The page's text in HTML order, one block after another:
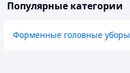
Популярные категории
Форменные головные уборы